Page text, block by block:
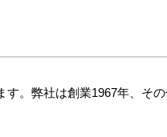
。弊社は創業1967年、そ